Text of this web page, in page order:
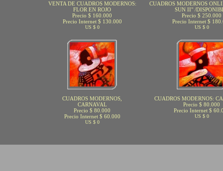
VENTA DE CUADROS MODERNOS:
FLOR EN ROJO
Precio $ 160.000
Precio Internet $ 130.000
US $ 0
CUADROS MODERNOS
SUN II" /
Precio $ 250.000
Precio Internet $
US $ 0
CUADROS MODERNOS,
CARNAVAL
Precio $ 80.000
Precio Internet $ 60.000
US $ 0
CUADROS MODERNOS:
Precio $ 80.000
Precio Internet $
US $ 0